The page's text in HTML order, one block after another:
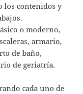
los contenidos y
o moderno,
armario,
de baño,
de geriatría.
cada uno de